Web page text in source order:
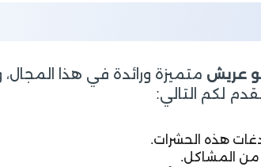
عريش متميزة ورائدة في هذا
لكم التالي:
هذه الحشرات.
من المشاكل.